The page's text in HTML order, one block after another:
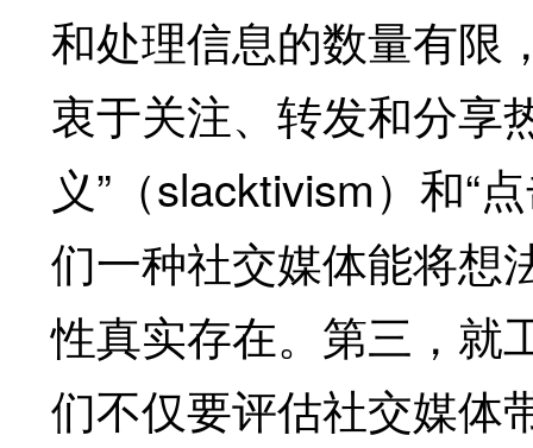
和处理信息的数量有限
衷于关注、转发和分享
义”（slacktivism）和“
们一种社交媒体能将想
性真实存在。第三，就
们不仅要评估社交媒体